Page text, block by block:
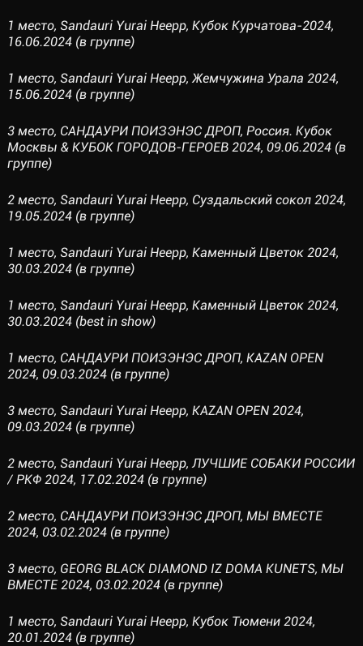
1 место, Sandauri Yurai Heepp, Кубок Курчатова-2024,
16.06.2024 (в группе)
1 место, Sandauri Yurai Heepp, Жемчужина Урала 2024,
15.06.2024 (в группе)
3 место, САНДАУРИ ПОИЗЭНЭС ДРОП, Россия. Кубок
Москвы & КУБОК ГОРОДОВ-ГЕРОЕВ 2024, 09.06.2024 (в
группе)
2 место, Sandauri Yurai Heepp, Суздальский сокол 2024,
19.05.2024 (в группе)
1 место, Sandauri Yurai Heepp, Каменный Цветок 2024,
30.03.2024 (в группе)
1 место, Sandauri Yurai Heepp, Каменный Цветок 2024,
30.03.2024 (best in show)
1 место, САНДАУРИ ПОИЗЭНЭС ДРОП, KAZAN OPEN
2024, 09.03.2024 (в группе)
3 место, Sandauri Yurai Heepp, KAZAN OPEN 2024,
09.03.2024 (в группе)
2 место, Sandauri Yurai Heepp, ЛУЧШИЕ СОБАКИ РОССИИ
/ РКФ 2024, 17.02.2024 (в группе)
2 место, САНДАУРИ ПОИЗЭНЭС ДРОП, МЫ ВМЕСТЕ
2024, 03.02.2024 (в группе)
3 место, GEORG BLACK DIAMOND IZ DOMA KUNETS, МЫ
ВМЕСТЕ 2024, 03.02.2024 (в группе)
1 место, Sandauri Yurai Heepp, Кубок Тюмени 2024,
20.01.2024 (в группе)